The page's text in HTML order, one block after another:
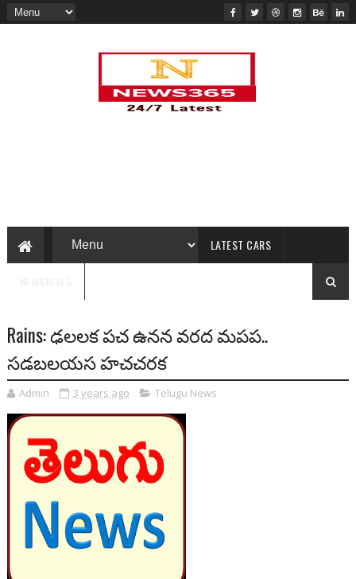
LATEST CARS
Rains: ఢలలక పచ ఉనన వరద మపప..
సడబలయస హచచరక
Admin 3 years ago Telugu News